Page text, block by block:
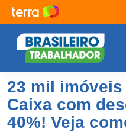
23 mil
Caixa com
40%! Veja